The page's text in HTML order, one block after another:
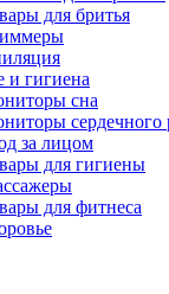
для бритья
и гигиена
сна
сердечного
за лицом
для гигиены
для фитнеса